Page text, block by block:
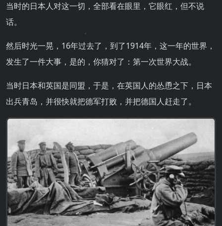
当时的日本人对这一切，全部看在眼里，它眼红，但不说
话。
然后时光一晃，16年过去了，到了1914年，这一年的世界，
发生了一件大事，是的，你猜对了：第一次世界大战。
当时日本和英国是同盟，于是，在英国人的怂恿之下，日本
出兵青岛，并很快就把德军打败，并把德国人赶走了。